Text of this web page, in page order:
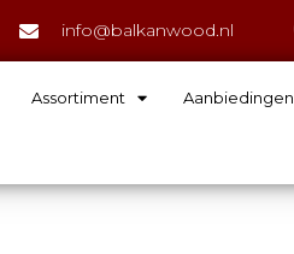
info@balkanwood.nl
Assortiment Aanbiedingen